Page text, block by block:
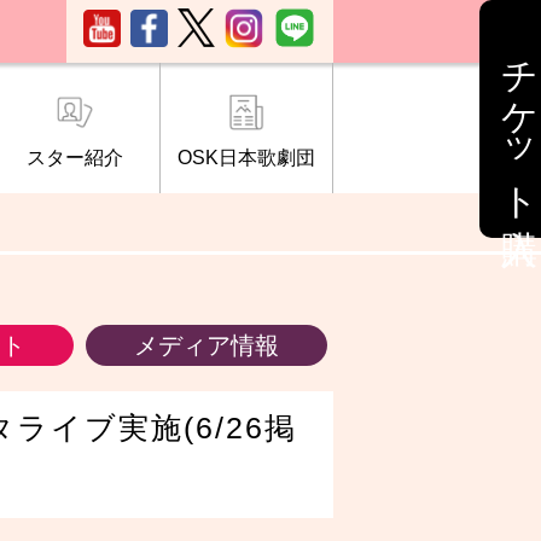
チケット購入
いて
スター紹介 OSK日本歌劇団
桜の会」
メディア情報
イブ実施(6/26掲